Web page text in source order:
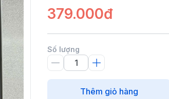
379.000đ
Số lượng
Thêm giỏ hàng